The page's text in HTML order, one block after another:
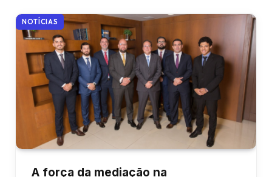
NOTÍCIAS
A força da mediação na